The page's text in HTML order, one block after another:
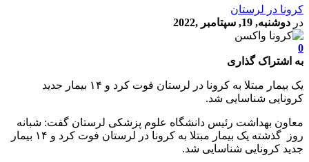
کرونا در لرستان
در دوشنبه, 19, سپتامبر ,2022
0
به اشتراک گذاری
یک بیمار مبتلا به کرونا در لرستان فوت کرد و ۱۴ بیمار جدید
کرونایی شناسایی شد.
معاون بهداشت رئیس دانشگاه علوم پزشکی لرستان گفت: شبانه
روز گذشته یک بیمار مبتلا به کرونا در لرستان فوت کرد و ۱۴ بیمار
جدید کرونایی شناسایی شد.